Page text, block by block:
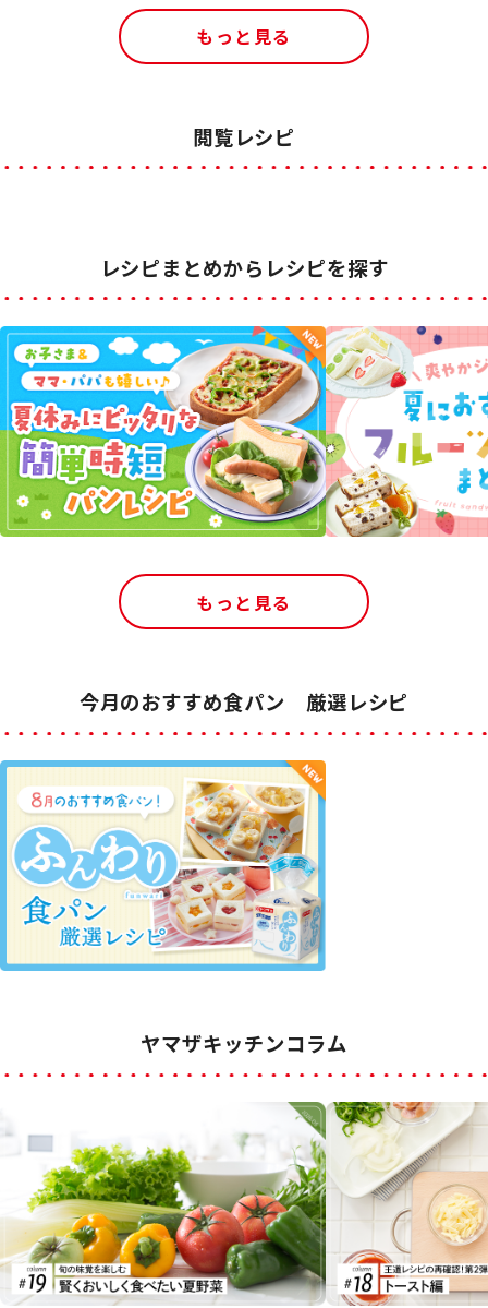
もっと見る
閲覧レシピ
レシピまとめからレシピを探す
もっと見る
今月のおすすめ食パン 厳選レシピ
ヤマザキッチンコラム